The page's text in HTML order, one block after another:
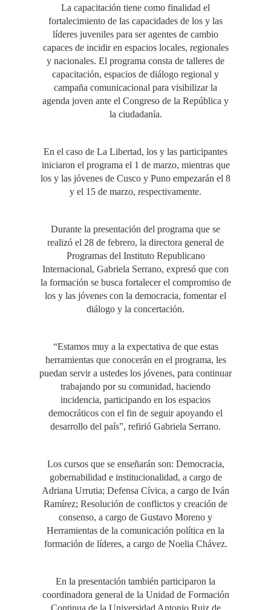
La capacitación tiene como finalidad el
fortalecimiento de las capacidades de los y las
líderes juveniles para ser agentes de cambio
capaces de incidir en espacios locales, regionales
y nacionales. El programa consta de talleres de
capacitación, espacios de diálogo regional y
campaña comunicacional para visibilizar la
agenda joven ante el Congreso de la República y
la ciudadanía.
En el caso de La Libertad, los y las participantes
iniciaron el programa el 1 de marzo, mientras que
los y las jóvenes de Cusco y Puno empezarán el 8
y el 15 de marzo, respectivamente.
Durante la presentación del programa que se
realizó el 28 de febrero, la directora general de
Programas del Instituto Republicano
Internacional, Gabriela Serrano, expresó que con
la formación se busca fortalecer el compromiso de
los y las jóvenes con la democracia, fomentar el
diálogo y la concertación.
“Estamos muy a la expectativa de que estas
herramientas que conocerán en el programa, les
puedan servir a ustedes los jóvenes, para continuar
trabajando por su comunidad, haciendo
incidencia, participando en los espacios
democráticos con el fin de seguir apoyando el
desarrollo del país”, refirió Gabriela Serrano.
Los cursos que se enseñarán son: Democracia,
gobernabilidad e institucionalidad, a cargo de
Adriana Urrutia; Defensa Cívica, a cargo de Iván
Ramírez; Resolución de conflictos y creación de
consenso, a cargo de Gustavo Moreno y
Herramientas de la comunicación política en la
formación de líderes, a cargo de Noelia Chávez.
En la presentación también participaron la
coordinadora general de la Unidad de Formación
Continua de la Universidad Antonio Ruiz de